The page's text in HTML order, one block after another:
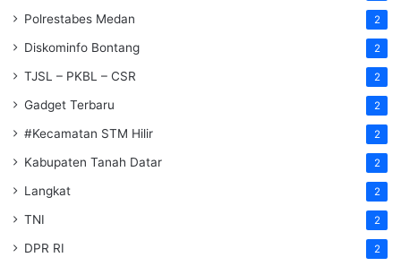
Polrestabes Medan 2
Diskominfo Bontang 2
TJSL – PKBL – CSR 2
Gadget Terbaru 2
#Kecamatan STM Hilir 2
Kabupaten Tanah Datar 2
Langkat 2
TNI 2
DPR RI 2